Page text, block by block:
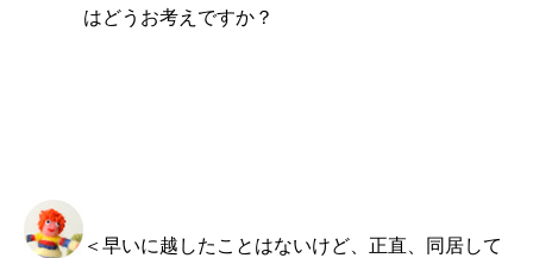
はどうお考えですか？
＜早いに越したことはないけど、正直、同居して